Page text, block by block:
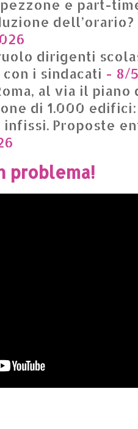
e part-
dirigenti
i sindacati - 8/
al via il piano
di 1.000
Proposte
problema!